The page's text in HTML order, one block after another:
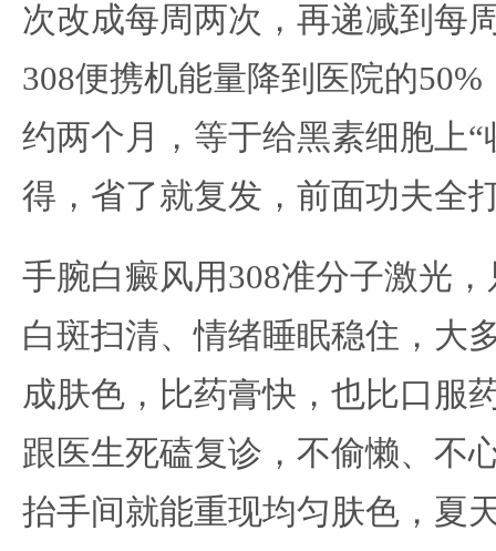
次改成每周两次，再递减到每
308便携机能量降到医院的
约两个月，等于给黑素细胞上
得，省了就复发，前面功夫全
手腕白癜风用308准分子激光
白斑扫清、情绪睡眠稳住，大
成肤色，比药膏快，也比口服
跟医生死磕复诊，不偷懒、不
抬手间就能重现均匀肤色，夏